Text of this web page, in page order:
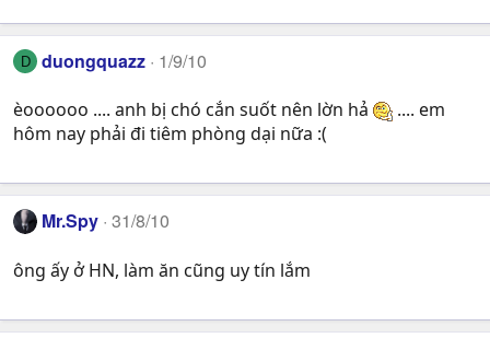
D duongquazz 1/9/10
èoooooo .... anh bị chó cắn suốt nên lờn hả
.... em
hôm nay phải đi tiêm phòng dại nữa :(
Mr.Spy 31/8/10
ông ấy ở HN, làm ăn cũng uy tín lắm